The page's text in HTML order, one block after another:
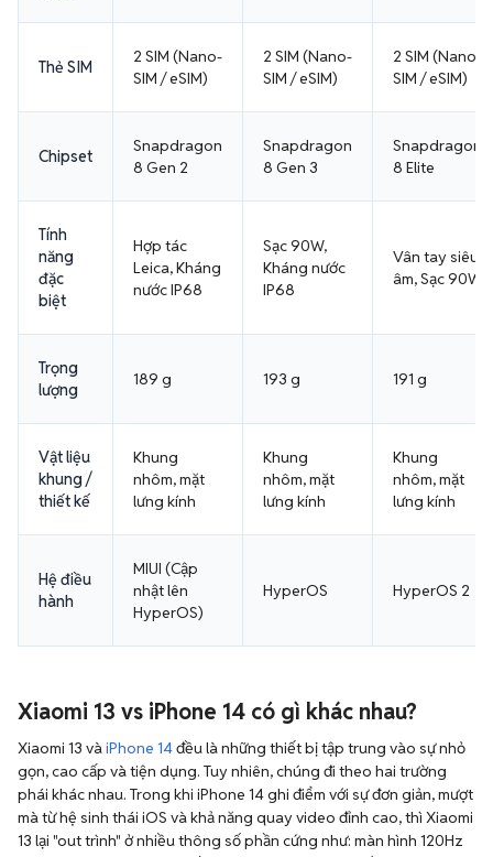
Thẻ SIM
2 SIM (Nano-
SIM / eSIM)
2 SIM (Nano-
SIM / eSIM)
2 SIM (Nano-
SIM / eSIM)
Chipset
Snapdragon
8 Gen 2
Snapdragon
8 Gen 3
Snapdragon
8 Elite
Tính
năng
đặc
biệt
Hợp tác
Leica, Kháng
nước IP68
Sạc 90W,
Kháng nước
IP68
Vân tay siêu
âm, Sạc 90W
Trọng
lượng
189 g 193 g 191 g
Vật liệu
khung /
thiết kế
Khung
nhôm, mặt
lưng kính
Khung
nhôm, mặt
lưng kính
Khung
nhôm, mặt
lưng kính
Hệ điều
hành
MIUI (Cập
nhật lên
HyperOS)
HyperOS HyperOS 2
Xiaomi 13 vs iPhone 14 có gì khác nhau?
Xiaomi 13 vàiPhone 14đều là những thiết bị tập trung vào sự nhỏ
gọn, cao cấp và tiện dụng. Tuy nhiên, chúng đi theo hai trường
phái khác nhau. Trong khi iPhone 14 ghi điểm với sự đơn giản, mượt
mà từ hệ sinh thái iOS và khả năng quay video đỉnh cao, thì Xiaomi
13 lại "out trình" ở nhiều thông số phần cứng như: màn hình 120Hz